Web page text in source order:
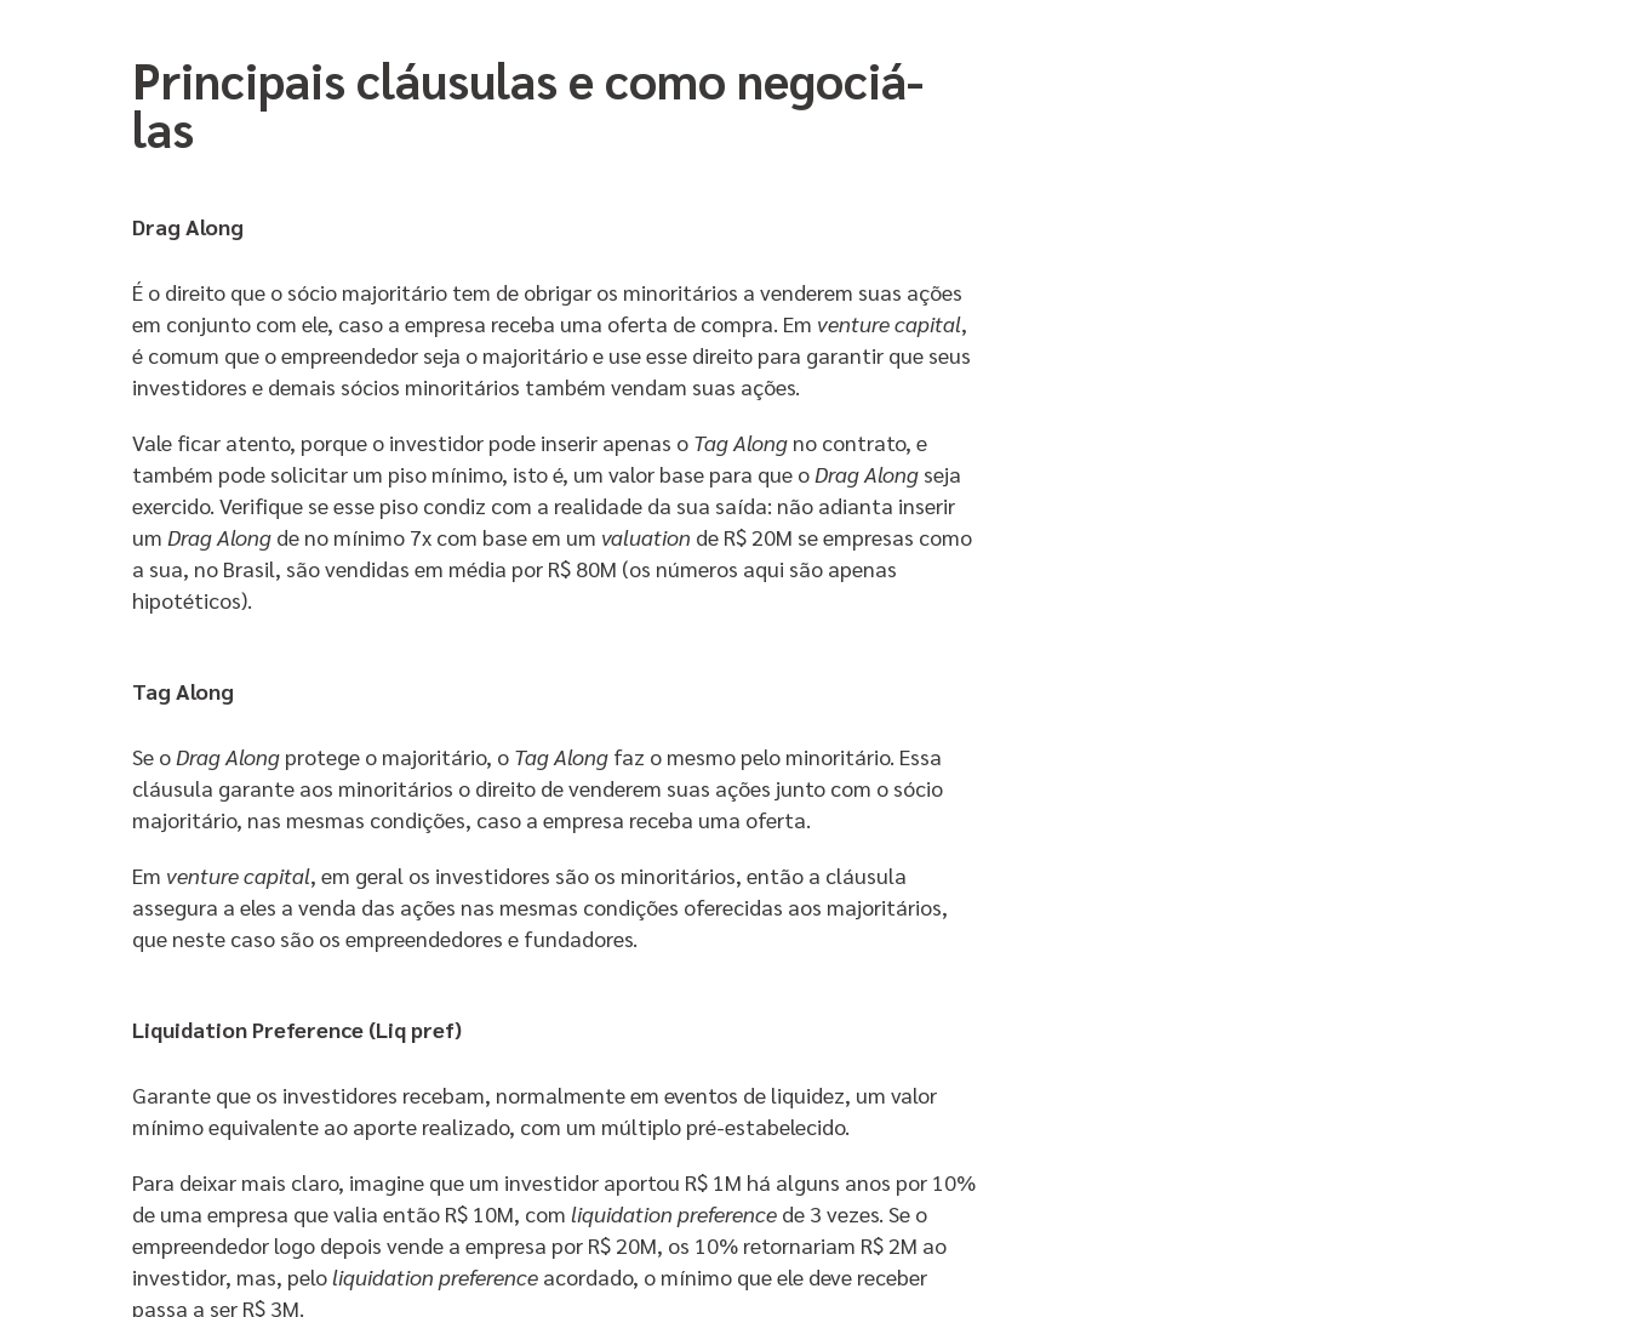
Principais cláusulas e como negociá-
las
Drag Along
É o direito que o sócio majoritário tem de obrigar os minoritários a venderem suas ações
em conjunto com ele, caso a empresa receba uma oferta de compra. Em venture capital,
é comum que o empreendedor seja o majoritário e use esse direito para garantir que seus
investidores e demais sócios minoritários também vendam suas ações.
Vale ficar atento, porque o investidor pode inserir apenas o Tag Along no contrato, e
também pode solicitar um piso mínimo, isto é, um valor base para que o Drag Along seja
exercido. Verifique se esse piso condiz com a realidade da sua saída: não adianta inserir
um Drag Along de no mínimo 7x com base em um valuation de R$ 20M se empresas como
a sua, no Brasil, são vendidas em média por R$ 80M (os números aqui são apenas
hipotéticos).
Tag Along
Se o Drag Along protege o majoritário, o Tag Along faz o mesmo pelo minoritário. Essa
cláusula garante aos minoritários o direito de venderem suas ações junto com o sócio
majoritário, nas mesmas condições, caso a empresa receba uma oferta.
Em venture capital, em geral os investidores são os minoritários, então a cláusula
assegura a eles a venda das ações nas mesmas condições oferecidas aos majoritários,
que neste caso são os empreendedores e fundadores.
Liquidation Preference (Liq pref)
Garante que os investidores recebam, normalmente em eventos de liquidez, um valor
mínimo equivalente ao aporte realizado, com um múltiplo pré-estabelecido.
Para deixar mais claro, imagine que um investidor aportou R$ 1M há alguns anos por 10%
de uma empresa que valia então R$ 10M, com liquidation preference de 3 vezes. Se o
empreendedor logo depois vende a empresa por R$ 20M, os 10% retornariam R$ 2M ao
investidor, mas, peloliquidation preference acordado, o mínimo que ele deve receber
passa a ser R$ 3M.